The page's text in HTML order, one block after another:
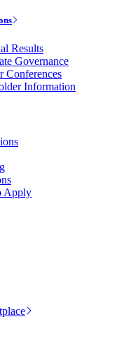
Results
Governance
Conferences
Information
Apply